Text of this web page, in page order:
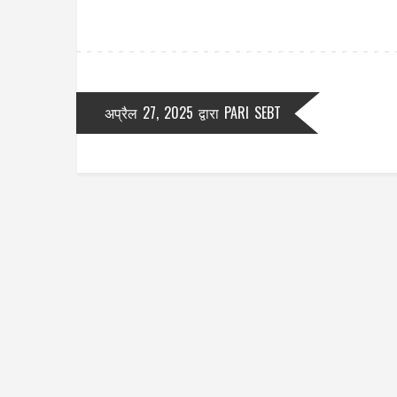
अप्रैल 27, 2025 द्वारा PARI SEBT